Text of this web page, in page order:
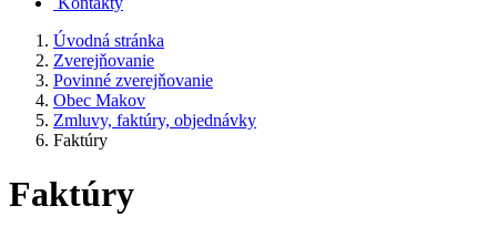
Úvodná stránka
Zverejňovanie
Povinné zverejňovanie
Obec Makov
Zmluvy, faktúry, objednávky
Faktúry
Faktúry